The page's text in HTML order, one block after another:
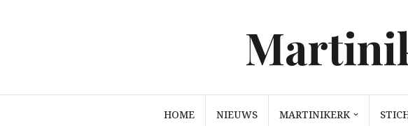
HOME NIEUWS MARTINIKERK